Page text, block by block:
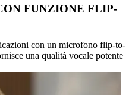
FUNZIONE FLIP-
con un microfono flip-to-
una qualità vocale potente